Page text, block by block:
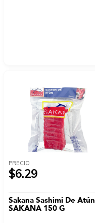
PRECIO
$6.29
Sakana Sashimi De Atún
SAKANA 150 G